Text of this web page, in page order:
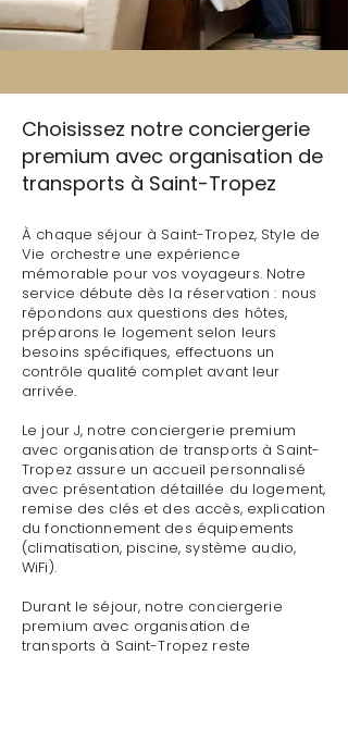
Choisissez notre conciergerie
premium avec organisation de
transports à Saint-Tropez
À chaque séjour à Saint-Tropez, Style de
Vie orchestre une expérience
mémorable pour vos voyageurs. Notre
service débute dès la réservation : nous
répondons aux questions des hôtes,
préparons le logement selon leurs
besoins spécifiques, effectuons un
contrôle qualité complet avant leur
arrivée.
Le jour J, notre conciergerie premium
avec organisation de transports à Saint-
Tropez assure un accueil personnalisé
avec présentation détaillée du logement,
remise des clés et des accès, explication
du fonctionnement des équipements
(climatisation, piscine, système audio,
WiFi).
Durant le séjour, notre conciergerie
premium avec organisation de
transports à Saint-Tropez reste